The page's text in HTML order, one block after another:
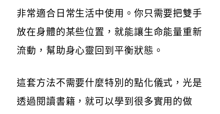
非常適合日常生活中使用。你只需要把雙手
放在身體的某些位置，就能讓生命能量重新
流動，幫助身心靈回到平衡狀態。
這套方法不需要什麼特別的點化儀式，光是
透過閱讀書籍，就可以學到很多實用的做